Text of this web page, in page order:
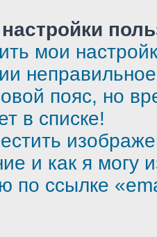
мои
пояс, но
в списке!
и как я могу
по ссылке